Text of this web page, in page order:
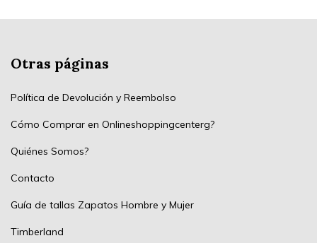
Otras páginas
Política de Devolución y Reembolso
Cómo Comprar en Onlineshoppingcenterg?
Quiénes Somos?
Contacto
Guía de tallas Zapatos Hombre y Mujer
Timberland